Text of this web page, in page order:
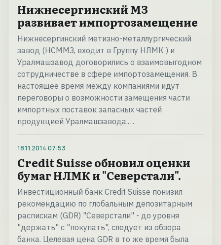
Нижнесергинский МЗ
развивает импортозамещение
Нижнесергинский метизно-металлургический
завод (НСММЗ, входит в Группу НЛМК ) и
Уралмашзавод договорились о взаимовыгодном
сотрудничестве в сфере импортозамещения. В
настоящее время между компаниями идут
переговоры о возможности замещения части
импортных поставок запасных частей
продукцией Уралмашзавода.…
18.11.2014 07:53
Credit Suisse обновил оценки
бумаг НЛМК и "Северстали".
Инвестиционный банк Credit Suisse понизил
рекомендацию по глобальным депозитарным
распискам (GDR) "Северстали" - до уровня
"держать" с "покупать", следует из обзора
банка. Целевая цена GDR в то же время была